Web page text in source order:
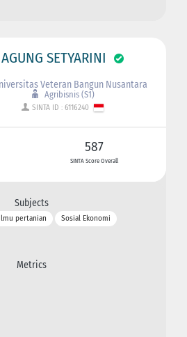
AGUNG SETYARINI
Veteran Bangun Nusantara
Agribisnis (S1)
SINTA ID : 6116240
587
SINTA Score Overall
Subjects
Ilmu pertanian Sosial Ekonomi
Metrics